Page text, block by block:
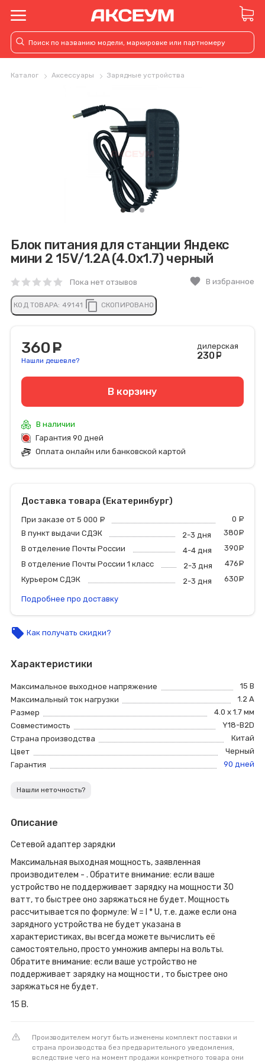
Каталог Аксессуары Зарядные устройства
Блок питания для станции Яндекс
мини 2 15V/1.2A (4.0х1.7) черный
Пока нет отзывов favorite В избранное
КОД ТОВАРА: 49141 content_copy СКОПИРОВАНО
360
Нашли дешевле?
дилерская
230
В корзину
В наличии
Гарантия 90 дней
Оплата онлайн или банковской картой
Доставка товара (Екатеринбург)
При заказе от 5 000 0
В пункт выдачи СДЭК
2-3 дня 380
В отделение Почты России
4-4 дня 390
В отделение Почты России 1 класс
2-3 дня 476
Курьером СДЭК
2-3 дня 630
Подробнее про доставку
local_offer Как получать скидки?
Характеристики
Максимальное выходное напряжение
15 В
Максимальный ток нагрузки
1.2 A
Размер
4.0 x 1.7 мм
Совместимость
Y18-B2D
Страна производства
Китай
Цвет
Черный
Гарантия
90 дней
Нашли неточность?
Описание
Сетевой адаптер зарядки
Максимальная выходная мощность, заявленная
производителем - . Обратите внимание: если ваше
устройство не поддерживает зарядку на мощности 30
ватт, то быстрее оно заряжаться не будет. Мощность
рассчитывается по формуле: W = I * U, т.е. даже если она
зарядного устройства не будет указана в
характеристиках, вы всегда можете вычислить её
самостоятельно, просто умножив амперы на вольты.
Обратите внимание: если ваше устройство не
поддерживает зарядку на мощности , то быстрее оно
заряжаться не будет.
15 В.
Производителем могут быть изменены комплект поставки и
страна производства без предварительного уведомления,
вследствие чего на момент продажи конкретного товара они